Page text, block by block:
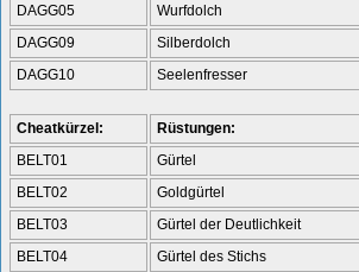
DAGG05
Wurfdolch
DAGG09
Silberdolch
DAGG10
Seelenfresser
Cheatkürzel:
Rüstungen:
BELT01
Gürtel
BELT02
Goldgürtel
BELT03
Gürtel der Deutlichkeit
BELT04
Gürtel des Stichs